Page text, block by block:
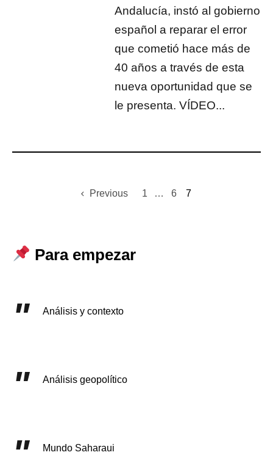
Andalucía, instó al gobierno
español a reparar el error
que cometió hace más de
40 años a través de esta
nueva oportunidad que se
le presenta. VÍDEO...
Previous 1 … 6 7
Para empezar
Análisis y contexto
Análisis geopolítico
Mundo Saharaui